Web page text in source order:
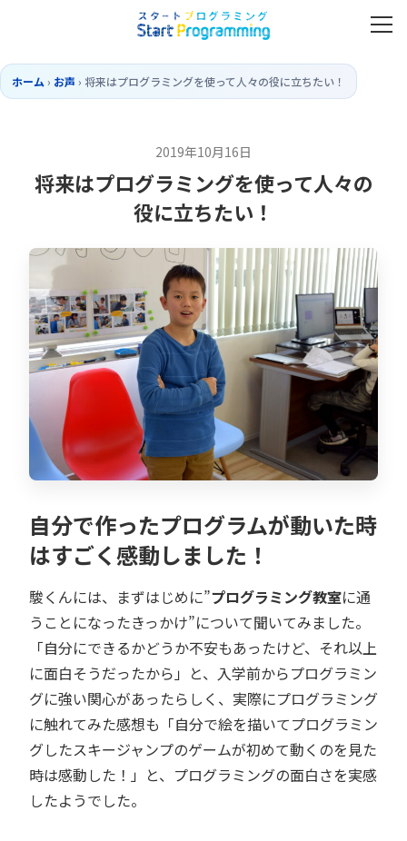
ホーム › お声 › 将来はプログラミングを使って人々の役に立ちたい！
2019年10月16日
将来はプログラミングを使って人々の
役に立ちたい！
自分で作ったプログラムが動いた時
はすごく感動しました！
駿くんには、まずはじめに”プログラミング教室に通
うことになったきっかけ”について聞いてみました。
「自分にできるかどうか不安もあったけど、それ以上
に面白そうだったから」と、入学前からプログラミン
グに強い関心があったらしく、実際にプログラミング
に触れてみた感想も「自分で絵を描いてプログラミン
グしたスキージャンプのゲームが初めて動くのを見た
時は感動した！」と、プログラミングの面白さを実感
したようでした。